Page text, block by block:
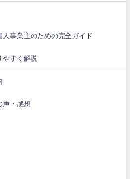
事業主のための完全ガイド
やすく解説
声・感想